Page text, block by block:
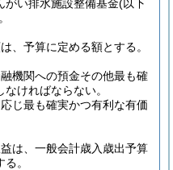
がい排水施設整備基金(以下
、予算に定める額とする。
機関への預金その他最も確
ければならない。
じ最も確実かつ有利な有価
は、一般会計歳入歳出予算
。